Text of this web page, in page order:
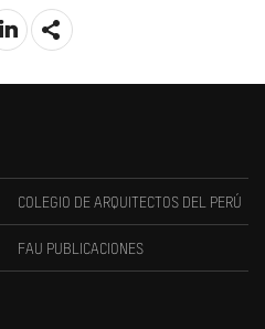
COLEGIO DE ARQUITECTOS DEL PERÚ
FAU PUBLICACIONES